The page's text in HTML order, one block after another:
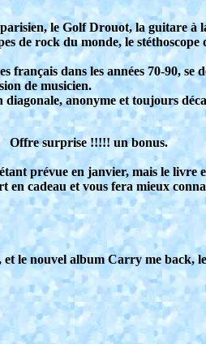
le Golf Drouot, la guitare à
de rock du monde, le
français dans les années 70-90,
de musicien.
anonyme et toujours
Offre surprise !!!!! un bonus.
prévue en janvier, mais le livre
cadeau et vous fera mieux
le nouvel album Carry me back,